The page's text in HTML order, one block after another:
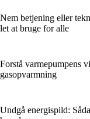
Nem betjening eller
let at bruge for alle
Forstå varmepumpens
gasopvarmning
Undgå energispild: